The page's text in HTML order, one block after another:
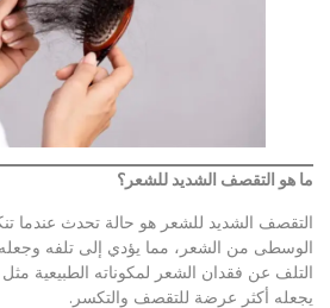
ما هو التقصف الشديد للشعر؟
التقصف الشديد للشعر هو حالة تحدث عندما
الوسطى من الشعر، مما يؤدي إلى تلفه وجعله
التلف عن فقدان الشعر لمكوناته الطبيعية مثل
يجعله أكثر عرضة للتقصف والتكسر.